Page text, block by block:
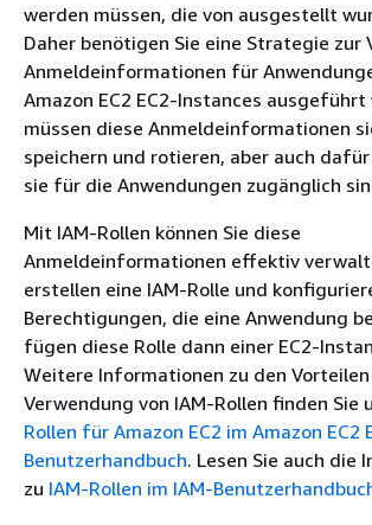
werden müssen, die von ausgestellt
Daher benötigen Sie eine Strategie zur
Anmeldeinformationen für
Amazon EC2 EC2-Instances ausgeführt
müssen diese Anmeldeinformationen
speichern und rotieren, aber auch
sie für die Anwendungen zugänglich
Mit IAM-Rollen können Sie diese
Anmeldeinformationen effektiv
erstellen eine IAM-Rolle und
Berechtigungen, die eine Anwendung
fügen diese Rolle dann einer EC2-
Weitere Informationen zu den
Verwendung von IAM-Rollen finden Sie
Rollen für Amazon EC2 im Amazon EC2
Benutzerhandbuch. Lesen Sie auch die
zu IAM-Rollen im IAM-